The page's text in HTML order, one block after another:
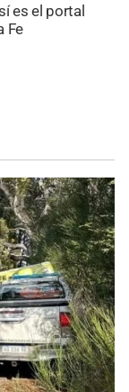
es el portal
Fe